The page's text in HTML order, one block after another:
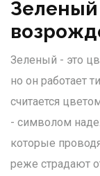
Зеленый
Зеленый - это
но он работает
считается
- символом
которые
реже страдают